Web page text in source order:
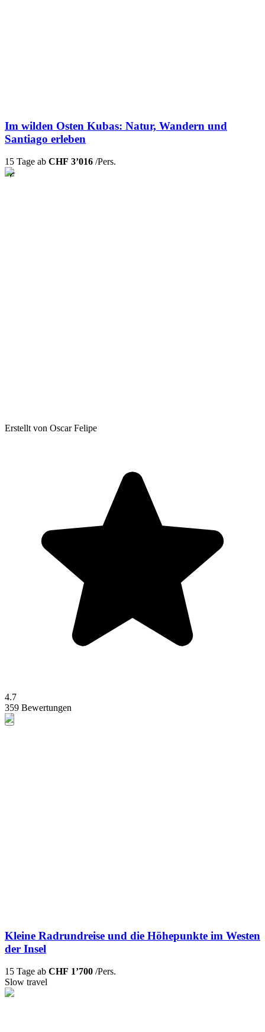
Im wilden Osten Kubas: Natur, Wandern und
Santiago erleben
15 Tage ab CHF 3’016 /Pers.
Erstellt von Oscar Felipe
4.7
359 Bewertungen
Kleine Radrundreise und die Höhepunkte im Westen
der Insel
15 Tage ab CHF 1’700 /Pers.
Slow travel